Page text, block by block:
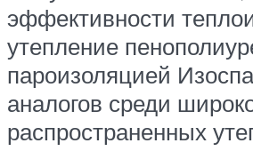
эффективности
утепление
пароизоляцией
аналогов среди
распространенных